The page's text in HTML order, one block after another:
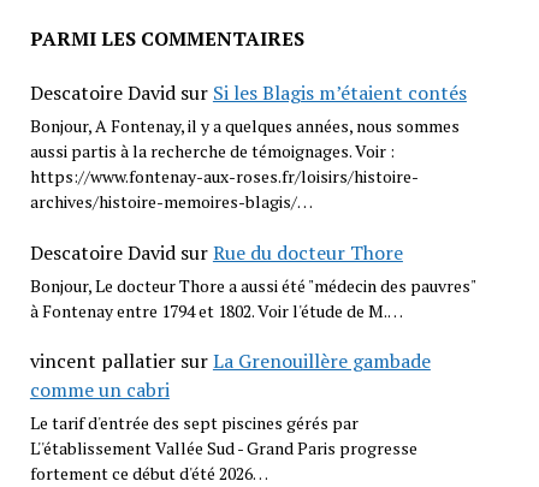
PARMI LES COMMENTAIRES
Descatoire Davidsur Si les Blagis m’étaient contés
Bonjour, A Fontenay, il y a quelques années, nous sommes
aussi partis à la recherche de témoignages. Voir :
https://www.fontenay-aux-roses.fr/loisirs/histoire-
archives/histoire-memoires-blagis/…
Descatoire DavidsurRue du docteur Thore
Bonjour, Le docteur Thore a aussi été "médecin des pauvres"
à Fontenay entre 1794 et 1802. Voir l'étude de M.…
vincent pallatiersurLa Grenouillère gambade
comme un cabri
Le tarif d'entrée des sept piscines gérés par
L''établissement Vallée Sud - Grand Paris progresse
fortement ce début d'été 2026…